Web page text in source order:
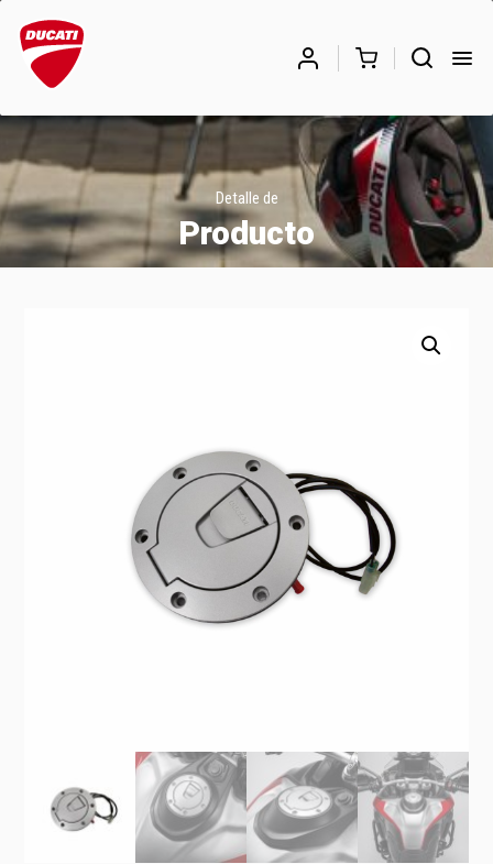
de
productos
BUSCAR
Detalle de
Producto